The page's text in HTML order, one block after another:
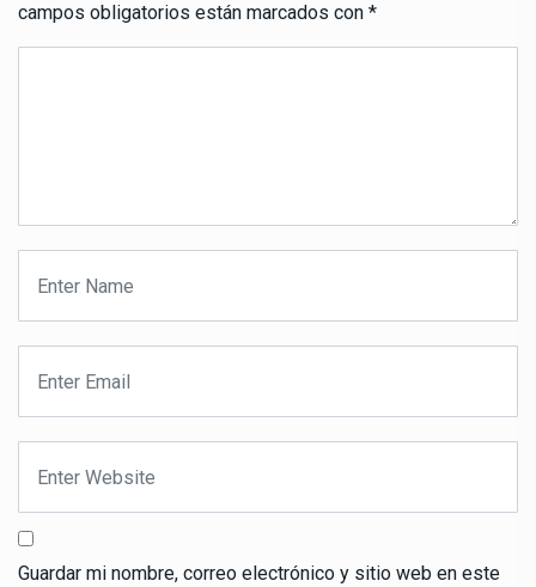
campos obligatorios están marcados con *
Guardar mi nombre, correo electrónico y sitio web en este